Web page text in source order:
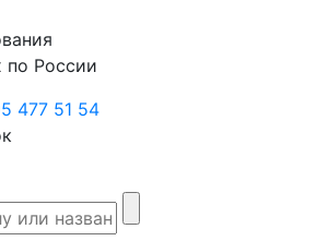
России
477 51 54